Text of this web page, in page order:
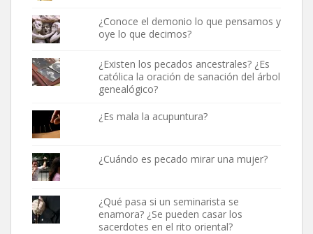
¿Conoce el demonio lo que pensamos y
oye lo que decimos?
¿Existen los pecados ancestrales? ¿Es
católica la oración de sanación del árbol
genealógico?
¿Es mala la acupuntura?
¿Cuándo es pecado mirar una mujer?
¿Qué pasa si un seminarista se
enamora? ¿Se pueden casar los
sacerdotes en el rito oriental?